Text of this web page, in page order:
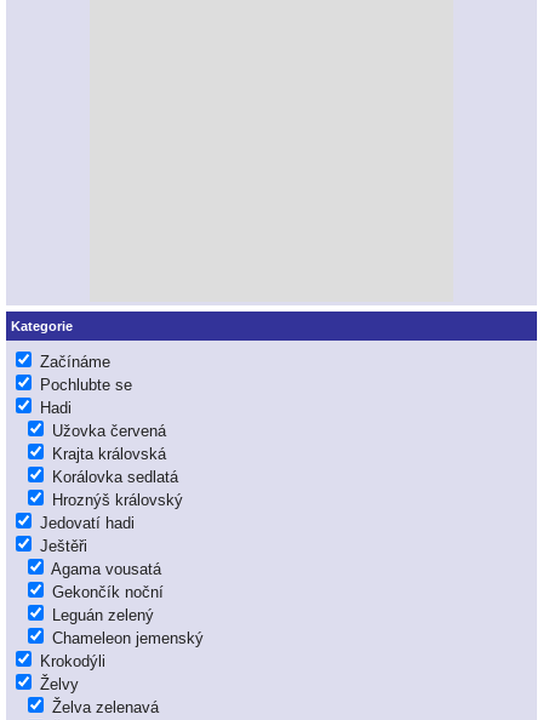
Kategorie
Začínáme
Pochlubte se
Hadi
Užovka červená
Krajta královská
Korálovka sedlatá
Hroznýš královský
Jedovatí hadi
Ještěři
Agama vousatá
Gekončík noční
Leguán zelený
Chameleon jemenský
Krokodýli
Želvy
Želva zelenavá